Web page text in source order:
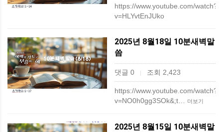
https://www.youtube.com/watch?
v=HLYvtEnJUko
2025년 8월18일 10분새벽말
씀
댓글 0 | 조회 2,423
https://www.youtube.com/watch?
v=NO0h0gg3SOk&;t…
더보기
2025년 8월15일 10분새벽말